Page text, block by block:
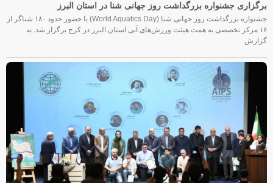
برگزاری جشنواره بزرگداشت روز جهانی شنا در استان البرز
جشنواره بزرگداشت روز جهانی شنا (World Aquatics Day) با حضور حدود ۱۸۰ شناگر از
۱۶ مرکز تخصصی به همت هیئت ورزش‌های آبی استان البرز در کرج برگزار شد. به
گزارش